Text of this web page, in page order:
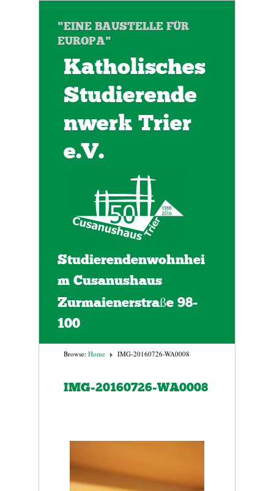
"EINE BAUSTELLE FÜR
EUROPA"
Katholisches
Studierende
nwerk Trier
e.V.
Studierendenwohnhei
m Cusanushaus
Zurmaienerstraße 98-
100
Browse: Home IMG-20160726-WA0008
IMG-20160726-WA0008